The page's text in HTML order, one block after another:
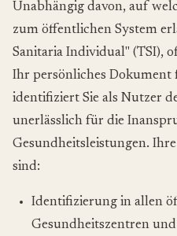
Unabhängig davon, auf
zum öffentlichen System
Sanitaria Individual" (TSI),
Ihr persönliches Dokument
identifiziert Sie als Nutzer
unerlässlich für die
Gesundheitsleistungen.
sind:
Identifizierung in allen
Gesundheitszentren